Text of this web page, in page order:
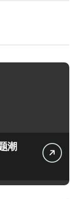
潮